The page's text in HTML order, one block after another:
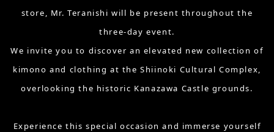
store, Mr. Teranishi will be present throughout the
three-day event.
We invite you to discover an elevated new collection of
kimono and clothing at the Shiinoki Cultural Complex,
overlooking the historic Kanazawa Castle grounds.
Experience this special occasion and immerse yourself